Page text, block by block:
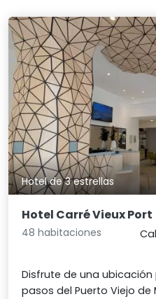
Hotel de 3 estrellas
Hotel Carré Vieux Port
48 habitaciones
Disfrute de una
pasos del Puerto Viejo de